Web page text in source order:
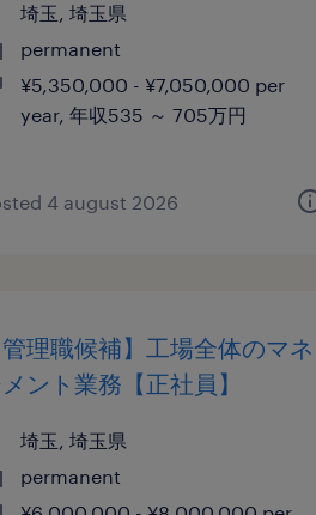
埼玉, 埼玉県
permanent
¥5,350,000 - ¥7,050,000 per
year, 年収535 ～ 705万円
4 august 2026
管理職候補】工場全体のマネ
ント業務【正社員】
埼玉, 埼玉県
permanent